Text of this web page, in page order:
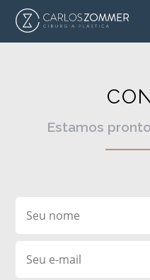
Estamos